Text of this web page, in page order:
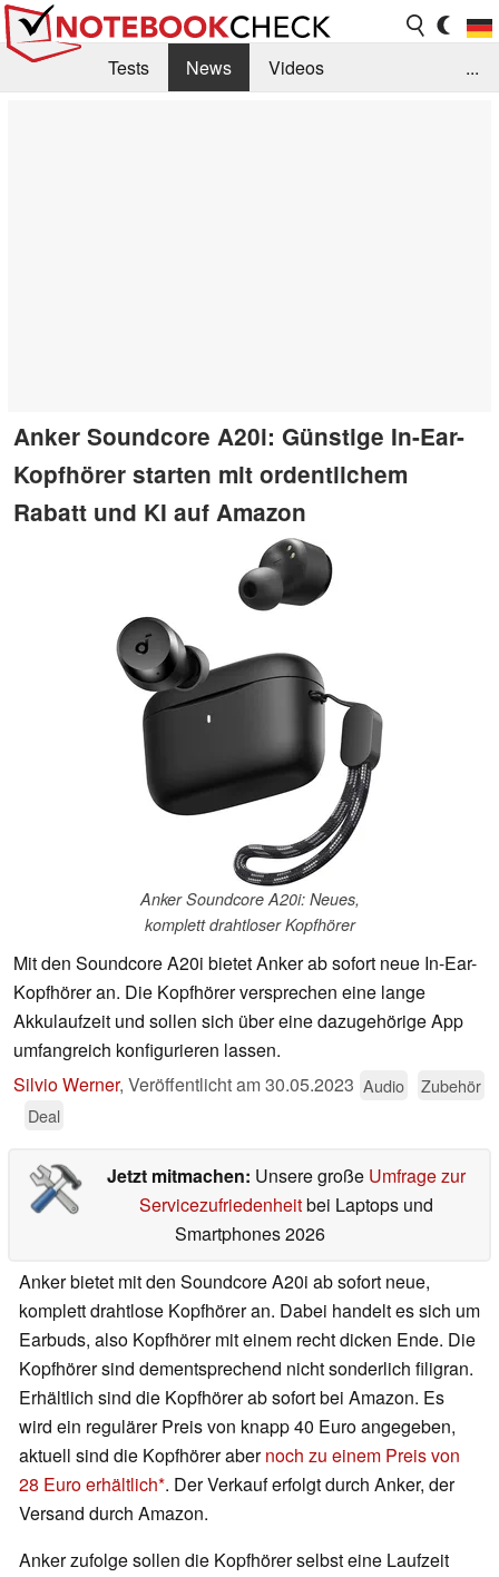
Tests News
Videos
...
Anker Soundcore A20i: Günstige In-Ear-
Kopfhörer starten mit ordentlichem
Rabatt und KI auf Amazon
Anker Soundcore A20i: Neues,
komplett drahtloser Kopfhörer
Mit den Soundcore A20i bietet Anker ab sofort neue In-Ear-
Kopfhörer an. Die Kopfhörer versprechen eine lange
Akkulaufzeit und sollen sich über eine dazugehörige App
umfangreich konfigurieren lassen.
Silvio Werner, Veröffentlicht am30.05.2023 Audio
Zubehör
Deal
Jetzt mitmachen: Unsere große Umfrage zur
Servicezufriedenheitbei Laptops und
Smartphones 2026
Anker bietet mit den Soundcore A20i ab sofort neue,
komplett drahtlose Kopfhörer an. Dabei handelt es sich um
Earbuds, also Kopfhörer mit einem recht dicken Ende. Die
Kopfhörer sind dementsprechend nicht sonderlich filigran.
Erhältlich sind die Kopfhörer ab sofort bei Amazon. Es
wird ein regulärer Preis von knapp 40 Euro angegeben,
aktuell sind die Kopfhörer abernoch zu einem Preis von
28 Euro erhältlich . Der Verkauf erfolgt durch Anker, der
Versand durch Amazon.
Anker zufolge sollen die Kopfhörer selbst eine Laufzeit